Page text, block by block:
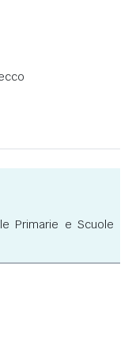
Primarie e Scuole